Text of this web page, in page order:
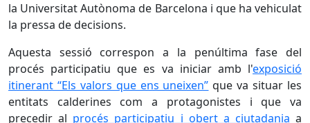
la Universitat Autònoma de Barcelona i que ha vehiculat
la pressa de decisions.
Aquesta sessió correspon a la penúltima fase del
procés participatiu que es va iniciar amb l'exposició
itinerant “Els valors que ens uneixen” que va situar les
entitats calderines com a protagonistes i que va
precedir al procés participatiu i obert a ciutadania a